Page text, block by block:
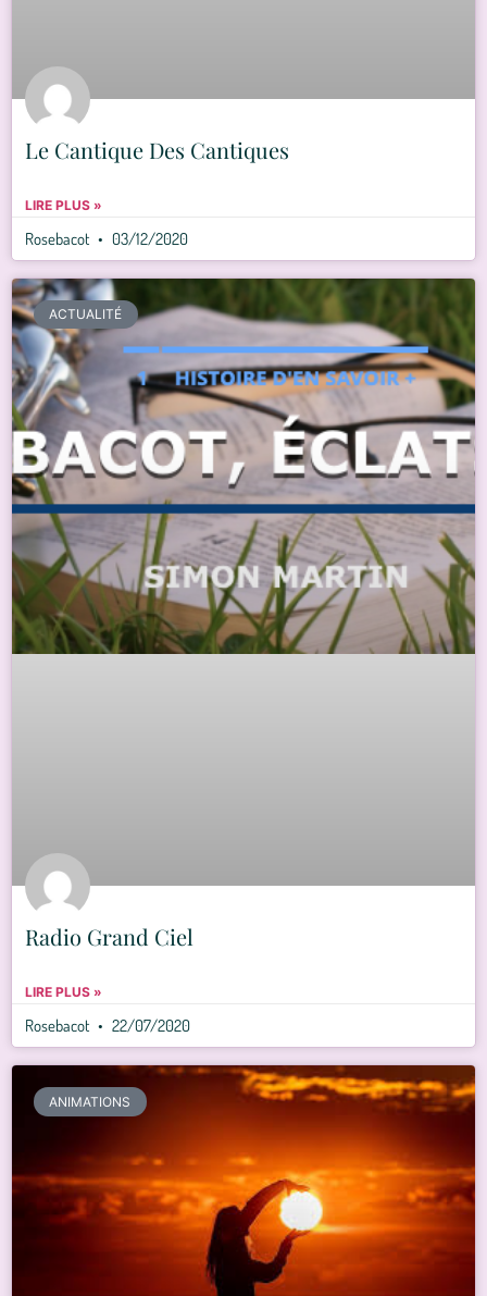
Le Cantique Des Cantiques
LIRE PLUS »
Rosebacot 03/12/2020
ACTUALITÉ
Radio Grand Ciel
LIRE PLUS »
Rosebacot 22/07/2020
ANIMATIONS